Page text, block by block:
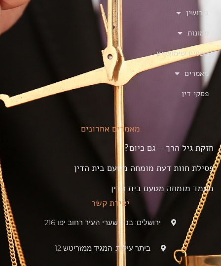
גירושין
ממונות
טפסים שימושיים
מאמרים
פסקי דין
מאמרים אחרונים
חזקת גיל הרך – גם כיום?
פסילת חוות דעת מומחה מטעם בית הדין
מעמד מומחה מטעם בית הדין
יצירת קשר
ירושלים: בניין שערי העיר רחוב יפו 216
ביתר עילית: המגיד ממזריטש 12